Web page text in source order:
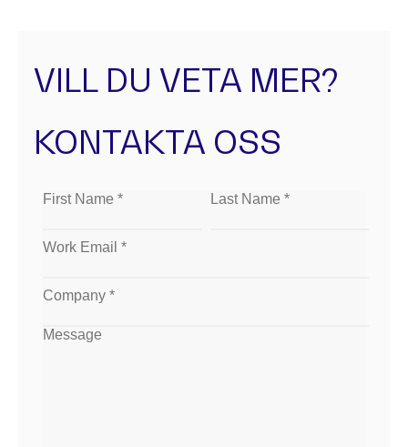
VILL DU VETA MER?
KONTAKTA OSS